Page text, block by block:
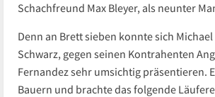
Schachfreund Max Bleyer, als neunter
Denn an Brett sieben konnte sich
Schwarz, gegen seinen Kontrahenten
Fernandez sehr umsichtig präsentieren.
Bauern und brachte das folgende